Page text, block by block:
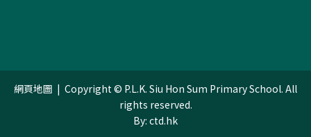
網頁地圖 | Copyright © P.L.K. Siu Hon Sum Primary School. All
rights reserved.
By: ctd.hk